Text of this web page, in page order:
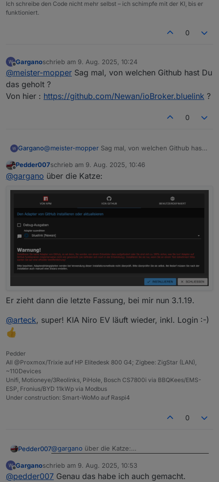
Ich schreibe den Code nicht mehr selbst – ich schimpfe mit der KI, bis er
funktioniert.
0
Offline
Garganoschrieb am 9. Aug. 2025, 10:24
zuletzt editiert von
@meister-mopper Sag mal, von welchen Github hast Du
das geholt ?
Von hier : https://github.com/Newan/ioBroker.bluelink ?
0
Gargano@meister-mopper Sag mal, von welchen Github hast
Von hier :https://github.com/Newan/ioBroker.bluelink
?
Pedder007schrieb am 9. Aug. 2025, 10:46
zuletzt editiert von
@gargano über die Katze:
Er zieht dann die letzte Fassung, bei mir nun 3.1.19.
@arteck, super! KIA Niro EV läuft wieder, inkl. Login :-)
Pedder
All @Proxmox/Trixie auf HP Elitedesk 800 G4; Zigbee: ZigStar (LAN),
~110Devices
Unifi, Motioneye/3Reolinks, PiHole, Bosch CS7800i via BBQKees/EMS-
ESP, Fronius/BYD 11kWp via Modbus
Under construction: Smart-WoMo auf Raspi4
0
Pedder007@gargano über die Katze:
@arteck , super! KIA Niro EV läuft wieder, inkl.
Login :-)
Offline
Garganoschrieb am 9. Aug. 2025, 10:53
zuletzt editiert von
@pedder007 Genau das habe ich auch gemacht.